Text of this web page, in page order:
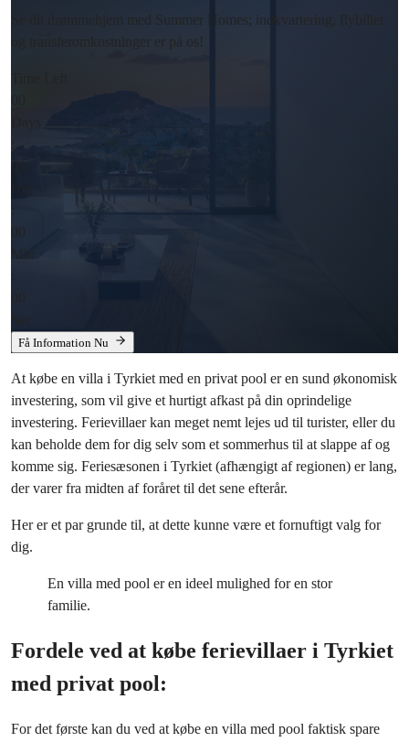
Se dit drømmehjem med Summer Homes; indkvartering, flybillet
og transferomkostninger er på os!
00
:
00
Min
:
00
Få Information Nu
At købe en villa i Tyrkiet med en privat pool er en sund økonomisk
investering, som vil give et hurtigt afkast på din oprindelige
investering. Ferievillaer kan meget nemt lejes ud til turister, eller du
kan beholde dem for dig selv som et sommerhus til at slappe af og
komme sig. Feriesæsonen i Tyrkiet (afhængigt af regionen) er lang,
der varer fra midten af ​​foråret til det sene efterår.
Her er et par grunde til, at dette kunne være et fornuftigt valg for
dig.
En villa med pool er en ideel mulighed for en stor
familie.
Fordele ved at købe ferievillaer i Tyrkiet
med privat pool:
For det første kan du ved at købe en villa med pool faktisk spare